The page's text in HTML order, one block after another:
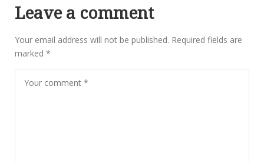
Leave a comment
Your email address will not be published. Required fields are
marked *